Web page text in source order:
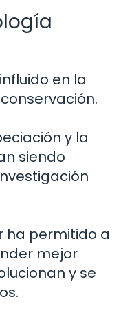
en la
y la
siendo
ha permitido a
mejor
y se